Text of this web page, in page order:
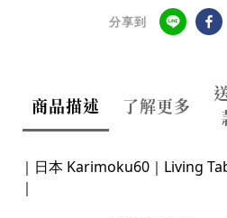
分享到
商品描述 了解更多
｜日本 Karimoku60｜Living
｜